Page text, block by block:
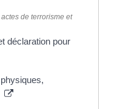
de terrorisme et
déclaration pour